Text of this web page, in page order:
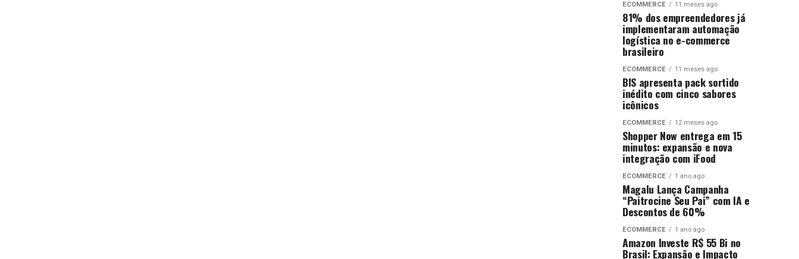
ECOMMERCE 11 meses ago
81% dos empreendedores já
implementaram automação
logística no e-commerce
brasileiro
ECOMMERCE 11 meses ago
BIS apresenta pack sortido
inédito com cinco sabores
icônicos
ECOMMERCE 12 meses ago
Shopper Now entrega em 15
minutos: expansão e nova
integração com iFood
ECOMMERCE 1 ano ago
Magalu Lança Campanha
“Paitrocine Seu Pai” com IA e
Descontos de 60%
ECOMMERCE 1 ano ago
Amazon Investe R$ 55 Bi no
Brasil: Expansão e Impacto